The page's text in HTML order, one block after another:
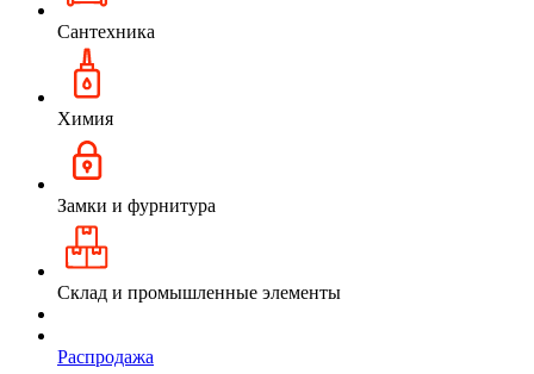
Сантехника
Химия
Замки и фурнитура
Склад и промышленные элементы
Распродажа